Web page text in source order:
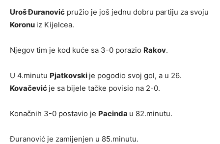
Uroš Đuranović pružio je još jednu dobru partiju za svoju
Koronu iz Kijelcea.
Njegov tim je kod kuće sa 3-0 porazio Rakov.
U 4.minutu Pjatkovski je pogodio svoj gol, a u 26.
Kovačević je sa bijele tačke povisio na 2-0.
Konačnih 3-0 postavio je Pacinda u 82.minutu.
Đuranović je zamijenjen u 85.minutu.